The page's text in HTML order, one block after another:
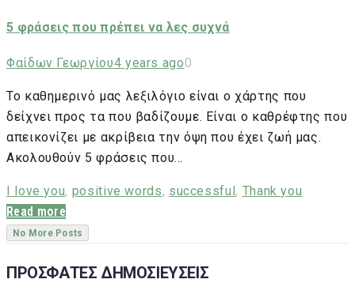
5 φράσεις που πρέπει να λες συχνά
Φαίδων Γεωργίου4 years ago0
Το καθημερινό μας λεξιλόγιο είναι ο χάρτης που
δείχνει προς τα που βαδίζουμε. Είναι ο καθρέφτης που
απεικονίζει με ακρίβεια την όψη που έχει ζωή μας.
Ακολουθούν 5 φράσεις που…
I love you, positive words, successful, Thank you
Read more
No More Posts
ΠΡΟΣΦΑΤΕΣ ΔΗΜΟΣΙΕΥΣΕΙΣ